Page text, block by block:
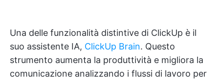
Una delle funzionalità distintive di ClickUp è il
suo assistente IA, ClickUp Brain. Questo
strumento aumenta la produttività e migliora la
comunicazione analizzando i flussi di lavoro per